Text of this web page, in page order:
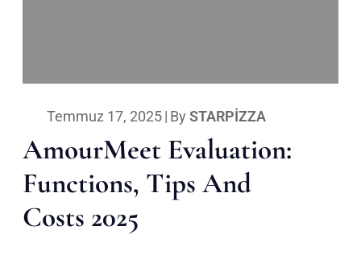
Temmuz 17, 2025| By STARPIZZA
AmourMeet Evaluation:
Functions, Tips And
Costs 2025